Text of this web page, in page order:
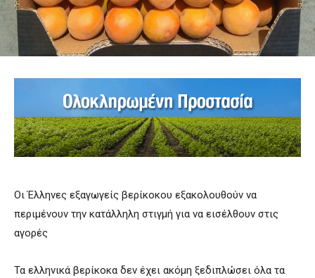
Οι Έλληνες εξαγωγείς βερίκοκου εξακολουθούν να
περιμένουν την κατάλληλη στιγμή για να εισέλθουν στις
αγορές
Τα ελληνικά βερίκοκα δεν έχει ακόμη ξεδιπλώσει όλα τα